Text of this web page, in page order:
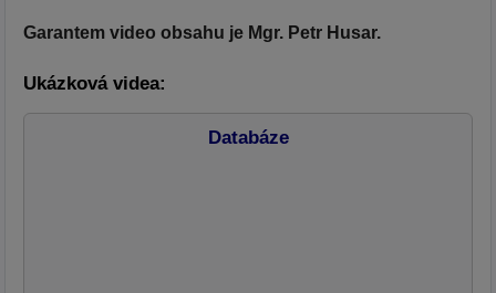
Garantem video obsahu je Mgr. Petr Husar.
Ukázková videa:
Databáze